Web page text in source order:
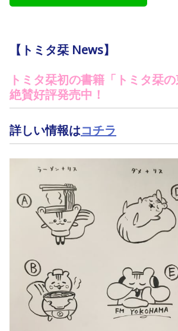
【トミタ栞 News】
トミタ栞初の書籍「トミタ栞の
絶賛好評発売中！
詳しい情報はコチラ